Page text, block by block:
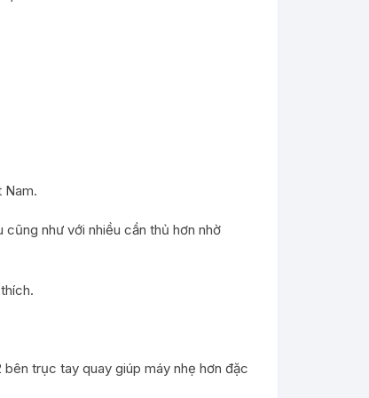
Nam.
như với nhiều cần thủ hơn nhờ
trục tay quay giúp máy nhẹ hơn đặc